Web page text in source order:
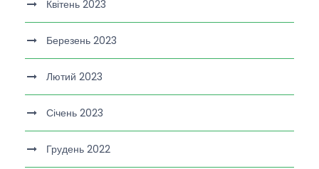
Квітень 2023
Березень 2023
Лютий 2023
Січень 2023
Грудень 2022